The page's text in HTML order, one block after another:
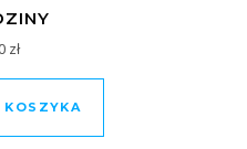
zł
KOSZYKA